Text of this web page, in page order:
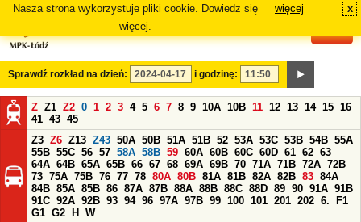
Nasza strona wykorzystuje pliki cookie. Dowiedz się
więcej.
więcej x
Sprawdź rozkład na dzień: i godzinę:
Z Z1 Z2 0 1 2 3 4 5 6 7 8 9 10A 10B 11 12 13 14 15 16
41 43 45
Z3 Z6 Z13 Z43 50A 50B 51A 51B 52 53A 53C 53B 54B 55A
55B 55C 56 57 58A 58B 59 60A 60B 60C 60D 61 62 63
64A 64B 65A 65B 66 67 68 69A 69B 70 71A 71B 72A 72B
73 75A 75B 76 77 78 80A 80B 81A 81B 82A 82B 83 84A
84B 85A 85B 86 87A 87B 88A 88B 88C 88D 89 90 91A 91B
91C 92A 92B 93 94 96 97A 97B 99 100 101 201 202 6.
F1
G1 G2 H
W